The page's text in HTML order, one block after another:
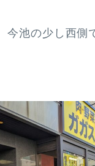
今池の少し西側